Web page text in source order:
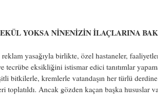
YOKSA NİNENİZİN İLAÇLARINA
yasağıyla birlikte, özel hastaneler,
tecrübe eksikliğini istismar edici tanıtımlar
bitkilerle, kremlerle vatandaşın her türlü
toplatıldı. Ancak gözden kaçan başka hususlar